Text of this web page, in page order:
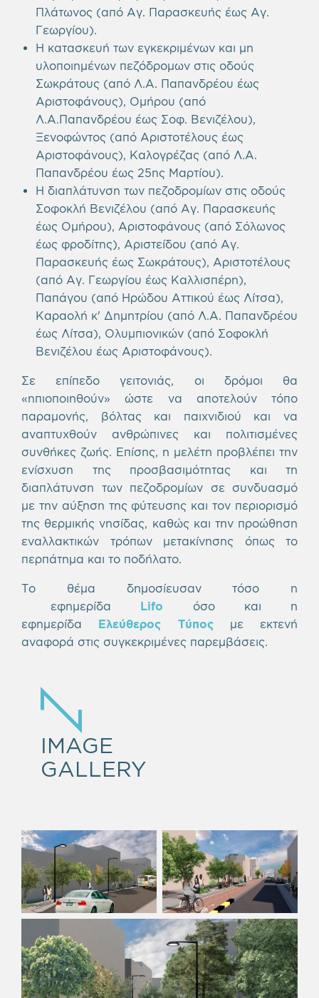
Πλάτωνος (από Αγ. Παρασκευής έως Αγ.
Γεωργίου).
Η κατασκευή των εγκεκριμένων και μη
υλοποιημένων πεζόδρομων στις οδούς
Σωκράτους (από Λ.Α. Παπανδρέου έως
Αριστοφάνους), Ομήρου (από
Λ.Α.Παπανδρέου έως Σοφ. Βενιζέλου),
Ξενοφώντος (από Αριστοτέλους έως
Αριστοφάνους), Καλογρέζας (από Λ.Α.
Παπανδρέου έως 25ης Μαρτίου).
Η διαπλάτυνση των πεζοδρομίων στις οδούς
Σοφοκλή Βενιζέλου (από Αγ. Παρασκευής
έως Ομήρου), Αριστοφάνους (από Σόλωνος
έως φροδίτης), Αριστείδου (από Αγ.
Παρασκευής έως Σωκράτους), Αριστοτέλους
(από Αγ. Γεωργίου έως Καλλισπέρη),
Παπάγου (από Ηρώδου Αττικού έως Λίτσα),
Καραολή κ' Δημητρίου (από Λ.Α. Παπανδρέου
έως Λίτσα), Ολυμπιονικών (από Σοφοκλή
Βενιζέλου έως Αριστοφάνους).
Σε επίπεδο γειτονιάς, οι δρόμοι θα
«ηπιοποιηθούν» ώστε να αποτελούν τόπο
παραμονής, βόλτας και παιχνιδιού και να
αναπτυχθούν ανθρώπινες και πολιτισμένες
συνθήκες ζωής. Επίσης, η μελέτη προβλέπει την
ενίσχυση της προσβασιμότητας και τη
διαπλάτυνση των πεζοδρομίων σε συνδυασμό
με την αύξηση της φύτευσης και τον περιορισμό
της θερμικής νησίδας, καθώς και την προώθηση
εναλλακτικών τρόπων μετακίνησης όπως το
περπάτημα και το ποδήλατο.
Το θέμα δημοσίευσαν τόσο η
εφημερίδα Lifo
όσο και η
εφημερίδα Ελεύθερος Τύπος
με εκτενή
αναφορά στις συγκεκριμένες παρεμβάσεις.
IMAGE
GALLERY